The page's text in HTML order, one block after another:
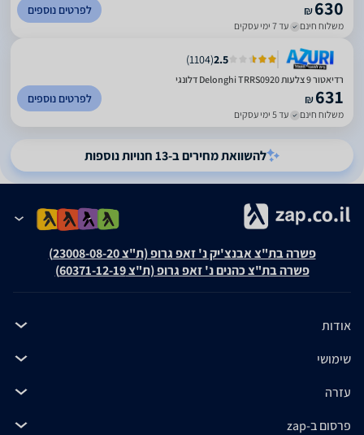
₪630
משלוח חינם עד 7 ימי עסקים
לפרטים נוספים
2.5
(
1104
)
רדיאטור 9 צלעות Delonghi TRRS0920 דלונגי
₪631
משלוח חינם עד 5 ימי עסקים
לפרטים נוספים
להשוואת מחירים ב-13 חנויות נוספות
פשרה בת"צ אבנצ'יק נ' זאפ גרופ (ת"צ 23008-08-20)
פשרה בת"צ כהנים נ' זאפ גרופ (ת"צ 60371-12-19)
אודות
שימושי
עזרה
פרסום ב-zap